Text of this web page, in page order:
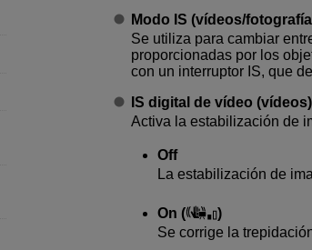
Modo IS (vídeos/
Se utiliza para cambiar
proporcionadas por los
con un interruptor IS, que
IS digital de vídeo (vídeos)
Activa la estabilización de
Off
La estabilización de
On (
)
Se corrige la